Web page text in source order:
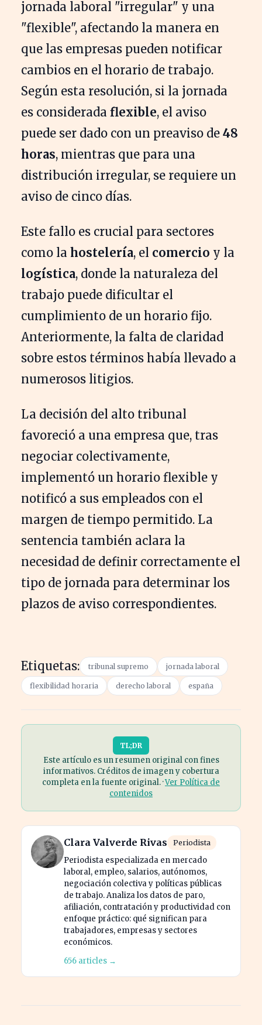
jornada laboral "irregular" y una
"flexible", afectando la manera en
que las empresas pueden notificar
cambios en el horario de trabajo.
Según esta resolución, si la jornada
es considerada flexible, el aviso
puede ser dado con un preaviso de 48
horas, mientras que para una
distribución irregular, se requiere un
aviso de cinco días.
Este fallo es crucial para sectores
como la hostelería, el comercio y la
logística, donde la naturaleza del
trabajo puede dificultar el
cumplimiento de un horario fijo.
Anteriormente, la falta de claridad
sobre estos términos había llevado a
numerosos litigios.
La decisión del alto tribunal
favoreció a una empresa que, tras
negociar colectivamente,
implementó un horario flexible y
notificó a sus empleados con el
margen de tiempo permitido. La
sentencia también aclara la
necesidad de definir correctamente el
tipo de jornada para determinar los
plazos de aviso correspondientes.
Etiquetas: tribunal supremo jornada laboral
flexibilidad horaria derecho laboral españa
TL;DR
Este artículo es un resumen original con fines
informativos. Créditos de imagen y cobertura
completa en la fuente original. ·Ver Política de
contenidos
Clara Valverde Rivas Periodista
Periodista especializada en mercado
laboral, empleo, salarios, autónomos,
negociación colectiva y políticas públicas
de trabajo. Analiza los datos de paro,
afiliación, contratación y productividad con
enfoque práctico: qué significan para
trabajadores, empresas y sectores
económicos.
656 articles →